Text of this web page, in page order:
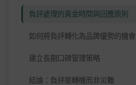
負評處理的黃金時間與回應原則
如何將負評轉化為品牌優勢的機會
建立長期口碑管理策略
結論：負評是轉機而非災難